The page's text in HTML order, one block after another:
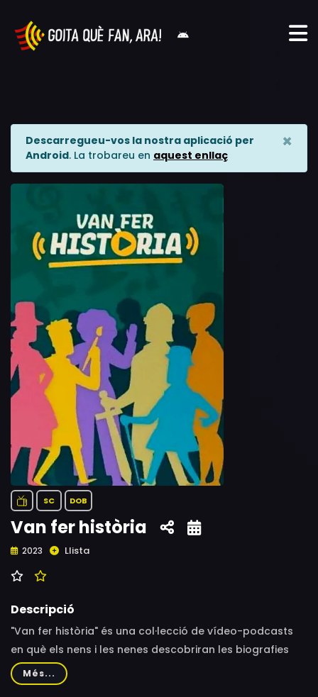
Descarregueu-vos la nostra aplicació per
Android. La trobareu en aquest enllaç
×
SC DOB
Van fer història
2023 Llista
Descripció
"Van fer història" és una col·lecció de vídeo-podcasts
en què els nens i les nenes descobriran les biografies
dels personatges més interessants del nostre passat.
Homes i dones que van perseguir el seu somni i van
Més...